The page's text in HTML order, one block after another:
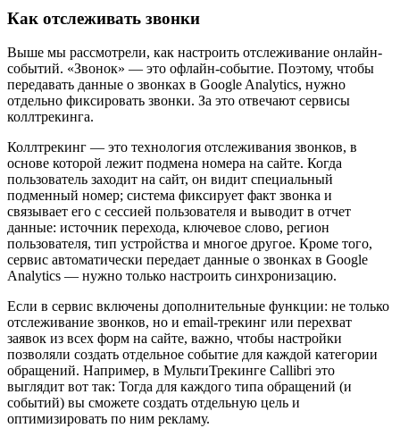
Как отслеживать звонки
Выше мы рассмотрели, как настроить отслеживание онлайн-
событий. «Звонок» — это офлайн-событие. Поэтому, чтобы
передавать данные о звонках в Google Analytics, нужно
отдельно фиксировать звонки. За это отвечают сервисы
коллтрекинга.
Коллтрекинг — это технология отслеживания звонков, в
основе которой лежит подмена номера на сайте. Когда
пользователь заходит на сайт, он видит специальный
подменный номер; система фиксирует факт звонка и
связывает его с сессией пользователя и выводит в отчет
данные: источник перехода, ключевое слово, регион
пользователя, тип устройства и многое другое. Кроме того,
сервис автоматически передает данные о звонках в Google
Analytics — нужно только настроить синхронизацию.
Если в сервис включены дополнительные функции: не только
отслеживание звонков, но и email-трекинг или перехват
заявок из всех форм на сайте, важно, чтобы настройки
позволяли создать отдельное событие для каждой категории
обращений. Например, в МультиТрекинге Callibri это
выглядит вот так: Тогда для каждого типа обращений (и
событий) вы сможете создать отдельную цель и
оптимизировать по ним рекламу.